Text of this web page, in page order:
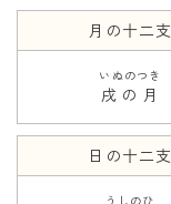
月の十二支
戌の月
いぬのつき
日の十二支
うしのひ